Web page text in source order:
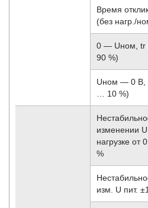
Время
(без нагр./
0 — Uном, tr
90 %)
Uном — 0 В,
… 10 %)
изменении
нагрузке от
%
изм. U пит.